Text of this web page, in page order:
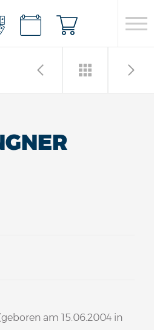
am 15.06.2004 in